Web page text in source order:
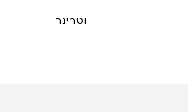
וטרינר